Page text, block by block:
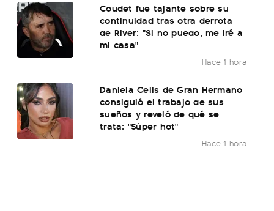
Coudet fue tajante sobre su
continuidad tras otra derrota
de River: "Si no puedo, me iré a
mi casa"
Hace 1 hora
Daniela Celis de Gran Hermano
consiguió el trabajo de sus
sueños y reveló de qué se
trata: "Súper hot"
Hace 1 hora